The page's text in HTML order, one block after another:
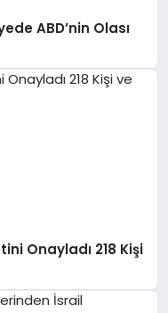
ABD’nin Olası
Onayladı 218 Kişi